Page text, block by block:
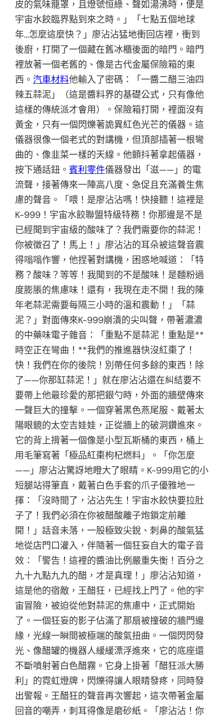
皮的氣味籠罩，且燈號恒綠、聲如湯沸時，便是
宇宙水餃臨界點到來之時。」「七點五個地球
年…怎麼這麼快？」廖沾沾猛地衝回店裡，衝到
後廚，打開了一個藏在舊冰櫃後面的暗門。暗門
裡放著一個老舊的、像是古代金屬保險箱的東
西。汽車材料他輸入了密碼：「一醬二醋三油四
辣五蒜泥」（這是醬料界的基礎公式，只有像他
這樣的傳統派才會用）。保險箱打開，裡面沒有
黃金，只有一個閃爍著詭異紅色光芒的儀器。這
儀器很像一個老式的對講機，但頂部插著一根彎
曲的、像韭菜一樣的天線。他顫抖著拿起儀器，
按下通話鈕。賓利零件儀器發出「滋——」的電
流聲，接著傳來一陣高八度、急促且充滿養生焦
慮的聲音。「喂！是廖沾沾嗎！快接聽！這裡是
K-999！宇宙水餃聯盟特級特務！你那邊是不是
已經聞到宇宙級的酸味了？我們需要你的蒜泥！
你被徵召了！馬上！」廖沾沾的耳朵被這聲音震
得嗡嗡作響，他捏著對講機，困惑地喊道：「特
務？酸味？等等！我聞到的不是酸味！是麵粉過
度膨脹的焦慮味！還有，我現在走不開！我的陳
年老蒜泥需要每隔三小時的溫和震動！」「蒜
泥？」對面傳來K-999崩潰的尖叫聲，帶著濃濃
的中藥味電子雜音：「重點不是蒜泥！重點是**
時空正在彎曲！**我們的推進器快沒紅棗了！
快！我們在你的後院！別帶任何多餘的東西！除
了——你那缸蒜泥！」就在廖沾沾還在糾結要不
要帶上他最珍愛的那把銀勺時，外面的牆壁傳來
一聲巨大的撞擊。一個穿著黑色燕尾服、戴著太
陽眼鏡的太空吉娃娃，正從牆上的破洞鑽進來。
它的背上揹著一個像是小型瓦斯桶的東西，桶上
用毛筆寫著「極品紅棗枸杞燃料」。「你怎麼
——」廖沾沾驚訝地瞪大了眼睛。K-999用它的小
短腿站得筆直，戴著白色手套的爪子優雅地一
揮：「沒時間了，沾沾先生！宇宙水餃快要拉肚
子了！我們必須在你被醋酸離子炮鎖定前離
開！」話音未落，一股極致尖銳、刺鼻的酸氣猛
地從店門口灌入，伴隨著一個狂妄自大的電子音
效：「警告！這裡的醬油比例嚴重失衡！百分之
九十九點九九的醋，才是真理！」廖沾沾知道，
這是他的宿敵，王醋狂，已經找上門了。他的宇
宙冒險，被迫從他對蒜泥的焦慮中，正式開始
了。一個狂妄的影子佔滿了那扇被撞破的牆門邊
緣，光線一瞬間被極端的酸氣扭曲。一個閃閃發
光、像醋罐的機器人緩緩漂浮進來，它的底座還
不斷噴射著白色醋霧。它身上掛著「醋狂派大勝
利」的霓虹燈牌，閃爍得讓人眼睛發疼，同時發
出警報。王醋狂的聲音再次響起，這次帶著金屬
回音的嘲弄，刺耳得像是磨砂紙。「廖沾沾！你